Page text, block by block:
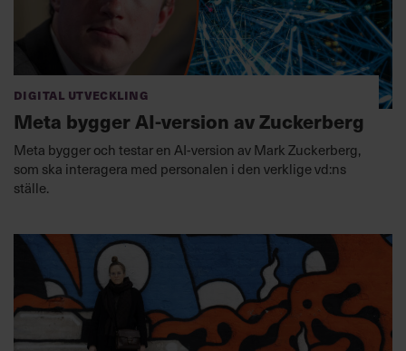
Digital utveckling
Meta bygger AI-version av Zuckerberg
Meta bygger och testar en AI-version av Mark Zuckerberg,
som ska interagera med personalen i den verklige vd:ns
ställe.